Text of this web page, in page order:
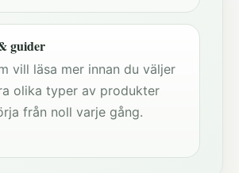
guider
vill läsa mer innan du väljer
olika typer av produkter
från noll varje gång.